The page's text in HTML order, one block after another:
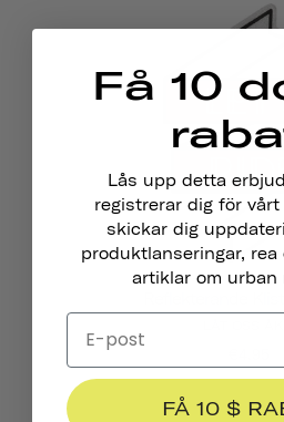
Få 10
Lås upp detta
registrerar dig för vårt
skickar dig
produktlanseringar,
artiklar om urban
FÅ 10 $